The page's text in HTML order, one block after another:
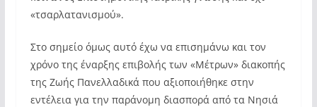
«τσαρλατανισμού».
Στο σημείο όμως αυτό έχω να επισημάνω και τον
χρόνο της έναρξης επιβολής των «Μέτρων» διακοπής
της Ζωής Πανελλαδικά που αξιοποιήθηκε στην
εντέλεια για την παράνομη διασπορά από τα Νησιά